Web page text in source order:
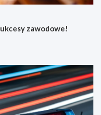
zawodowe!